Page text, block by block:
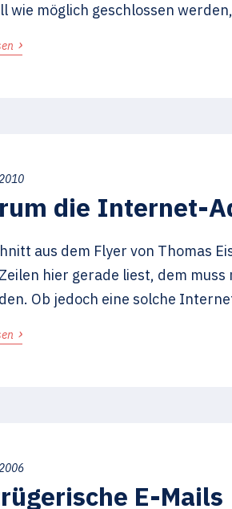
wie möglich geschlossen
›
die Internet-
aus dem Flyer von Thomas
hier gerade liest, dem
Ob jedoch eine solche
›
E-Mails